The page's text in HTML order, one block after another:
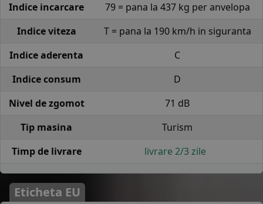
Indice incarcare
79 = pana la 437 kg per anvelopa
Indice viteza
T = pana la 190 km/h in siguranta
Indice aderenta
C
Indice consum
D
Nivel de zgomot
71 dB
Tip masina
Turism
Timp de livrare
livrare 2/3 zile
Eticheta EU